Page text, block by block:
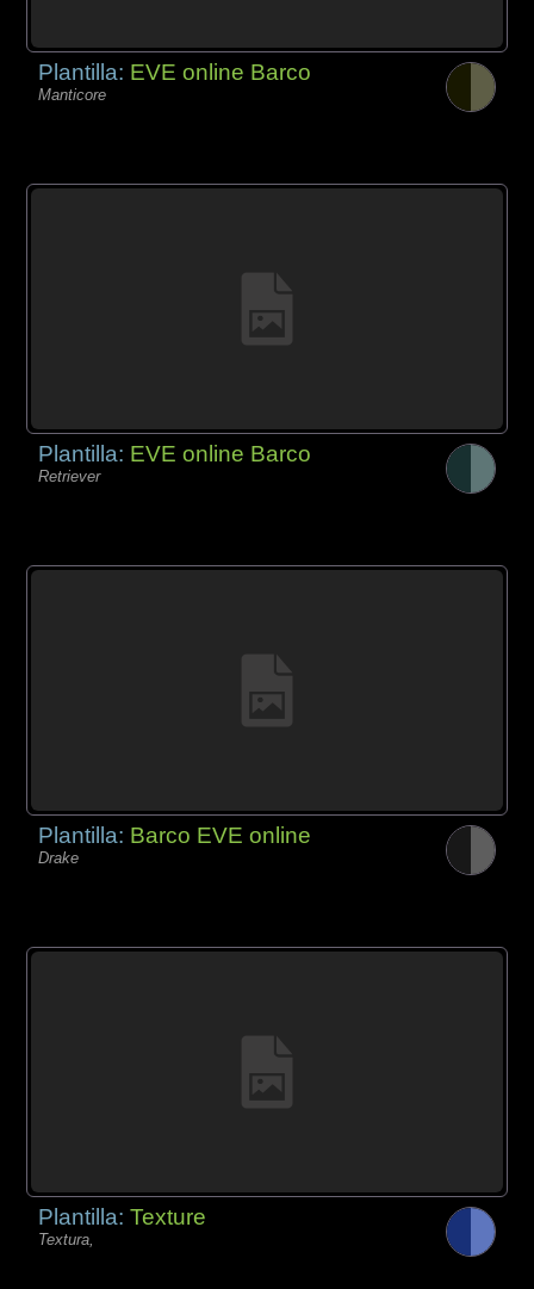
Plantilla: EVE online Barco
Manticore
Plantilla: EVE online Barco
Retriever
Plantilla: Barco EVE online
Drake
Plantilla:Texture
Textura,